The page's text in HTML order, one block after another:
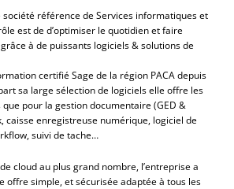
société référence de Services informatiques et
est de d’optimiser le quotidien et faire
à de puissants logiciels & solutions de
certifié Sage de la région PACA depuis
sa large sélection de logiciels elle offre les
pour la gestion documentaire (GED &
caisse enregistreuse numérique, logiciel de
suivi de tache…
cloud au plus grand nombre, l’entreprise a
offre simple, et sécurisée adaptée à tous les